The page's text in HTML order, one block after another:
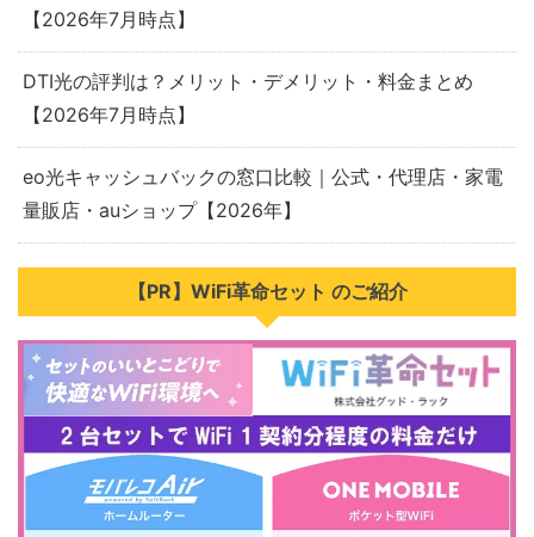
【2026年7月時点】
DTI光の評判は？メリット・デメリット・料金まとめ
【2026年7月時点】
eo光キャッシュバックの窓口比較｜公式・代理店・家電
量販店・auショップ【2026年】
【PR】WiFi革命セット のご紹介